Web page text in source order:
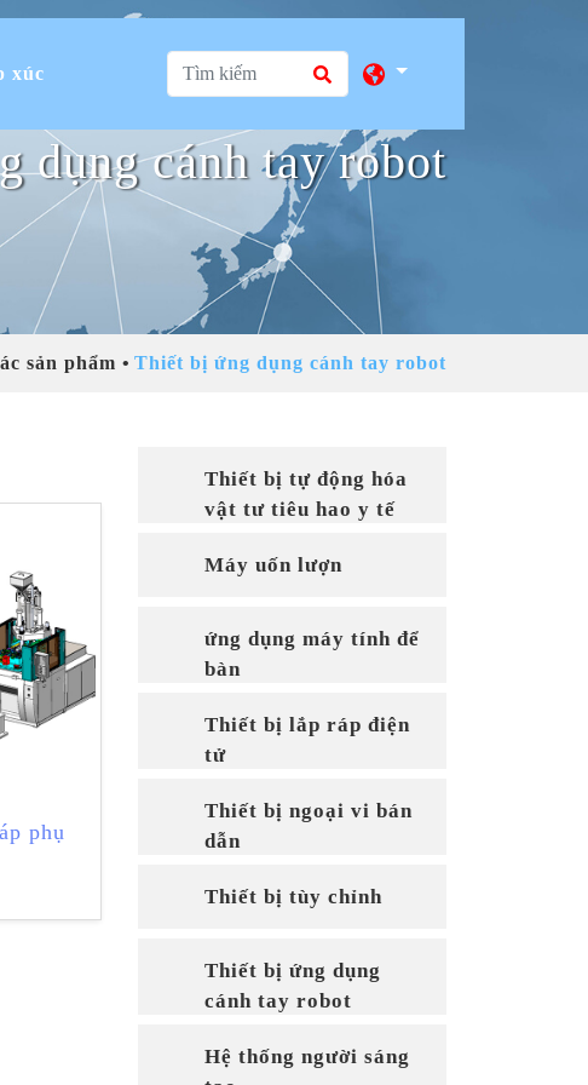
xúc
dụng cánh tay robot
sản phẩm Thiết bị ứng dụng cánh tay robot
Thiết bị tự động hóa
vật tư tiêu hao y tế
Máy uốn lượn
ứng dụng máy tính để
bàn
Thiết bị lắp ráp điện
tử
Thiết bị ngoại vi bán
dẫn
Thiết bị tùy chỉnh
Thiết bị ứng dụng
cánh tay robot
Hệ thống người sáng
phụ